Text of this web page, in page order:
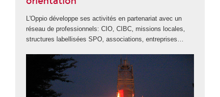
L'Oppio développe ses activités en partenariat avec un
réseau de professionnels: CIO, CIBC, missions locales,
structures labellisées SPO, associations, entreprises…